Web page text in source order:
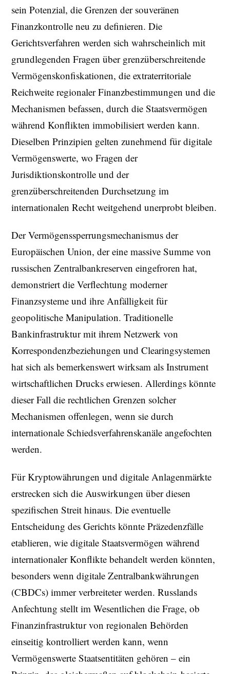
sein Potenzial, die Grenzen der souveränen
Finanzkontrolle neu zu definieren. Die
Gerichtsverfahren werden sich wahrscheinlich mit
grundlegenden Fragen über grenzüberschreitende
Vermögenskonfiskationen, die extraterritoriale
Reichweite regionaler Finanzbestimmungen und die
Mechanismen befassen, durch die Staatsvermögen
während Konflikten immobilisiert werden kann.
Dieselben Prinzipien gelten zunehmend für digitale
Vermögenswerte, wo Fragen der
Jurisdiktionskontrolle und der
grenzüberschreitenden Durchsetzung im
internationalen Recht weitgehend unerprobt bleiben.
Der Vermögenssperrungsmechanismus der
Europäischen Union, der eine massive Summe von
russischen Zentralbankreserven eingefroren hat,
demonstriert die Verflechtung moderner
Finanzsysteme und ihre Anfälligkeit für
geopolitische Manipulation. Traditionelle
Bankinfrastruktur mit ihrem Netzwerk von
Korrespondenzbeziehungen und Clearingsystemen
hat sich als bemerkenswert wirksam als Instrument
wirtschaftlichen Drucks erwiesen. Allerdings könnte
dieser Fall die rechtlichen Grenzen solcher
Mechanismen offenlegen, wenn sie durch
internationale Schiedsverfahrenskanäle angefochten
werden.
Für Kryptowährungen und digitale Anlagenmärkte
erstrecken sich die Auswirkungen über diesen
spezifischen Streit hinaus. Die eventuelle
Entscheidung des Gerichts könnte Präzedenzfälle
etablieren, wie digitale Staatsvermögen während
internationaler Konflikte behandelt werden könnten,
besonders wenn digitale Zentralbankwährungen
(CBDCs) immer verbreiteter werden. Russlands
Anfechtung stellt im Wesentlichen die Frage, ob
Finanzinfrastruktur von regionalen Behörden
einseitig kontrolliert werden kann, wenn
Vermögenswerte Staatsentitäten gehören – ein